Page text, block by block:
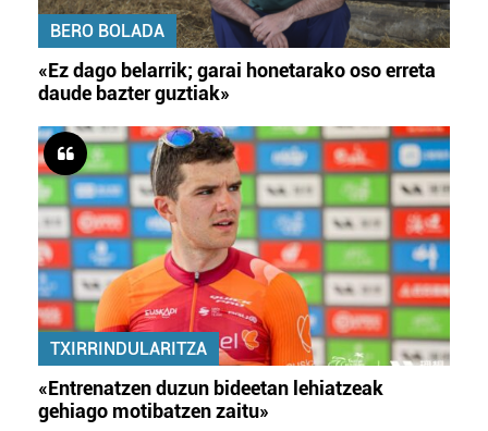
BERO BOLADA
«Ez dago belarrik; garai honetarako oso erreta
daude bazter guztiak»
TXIRRINDULARITZA
«Entrenatzen duzun bideetan lehiatzeak
gehiago motibatzen zaitu»